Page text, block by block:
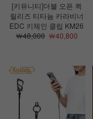
[키유니티]더블 오픈 퀵
릴리즈 티타늄 카라비너
EDC 키체인 클립 KM26
￦48,000￦40,800